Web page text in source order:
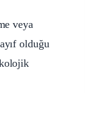
veya
olduğu